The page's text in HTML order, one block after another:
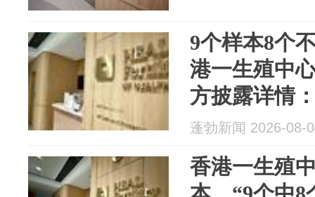
9个样本8个
港一生殖中
方披露详情
蓬勃新闻 2026-08-
香港一生殖